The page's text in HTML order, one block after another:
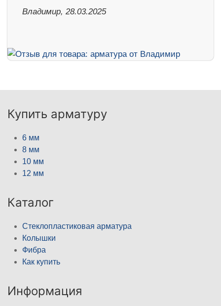
Владимир, 28.03.2025
Купить арматуру
6 мм
8 мм
10 мм
12 мм
Каталог
Стеклопластиковая арматура
Колышки
Фибра
Как купить
Информация